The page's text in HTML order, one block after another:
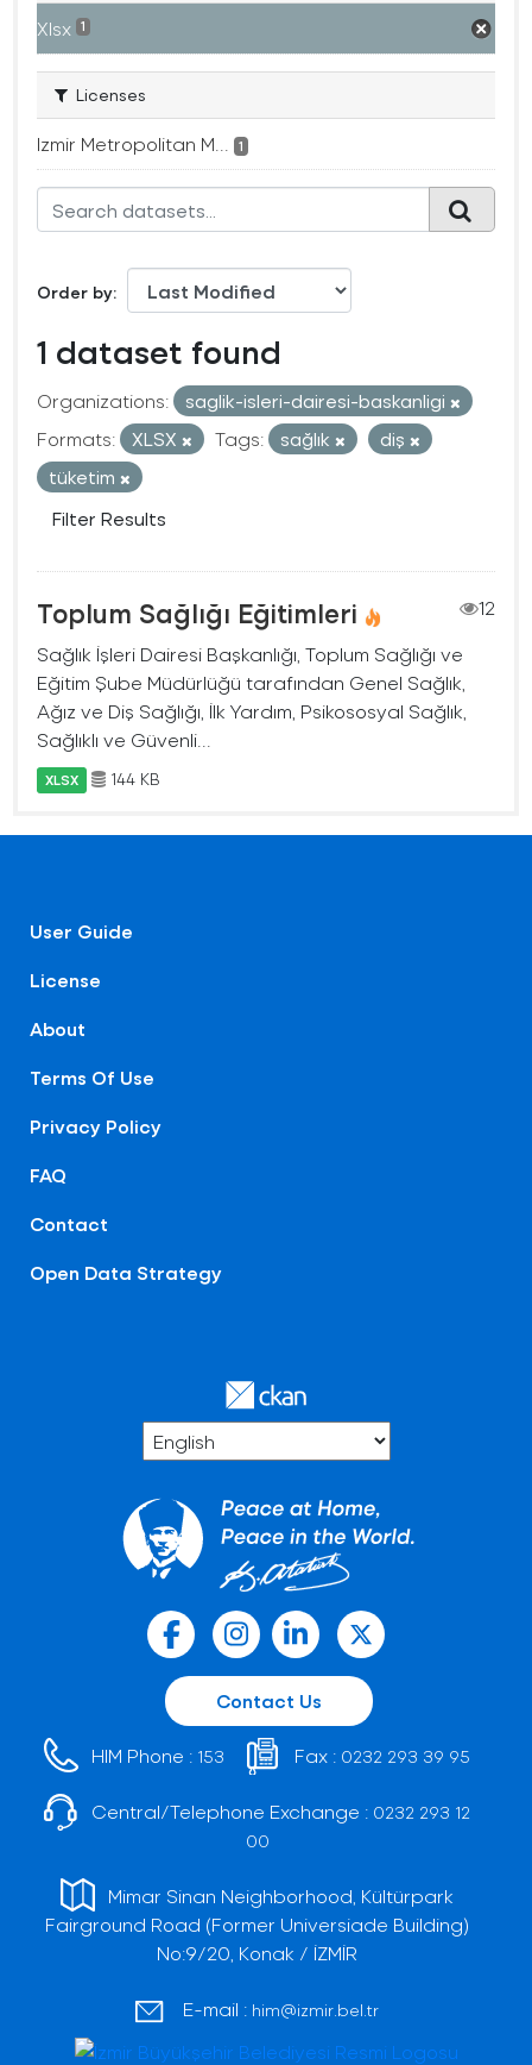
Xlsx 1
Licenses
Izmir Metropolitan M... 1
Order by
1 dataset found
Organizations:
saglik-isleri-dairesi-baskanligi
Formats:
XLSX Tags: sağlık
diş
tüketim
Filter Results
Toplum Sağlığı Eğitimleri
12
Sağlık İşleri Dairesi Başkanlığı, Toplum Sağlığı ve
Eğitim Şube Müdürlüğü tarafından Genel Sağlık,
Ağız ve Diş Sağlığı, İlk Yardım, Psikososyal Sağlık,
Sağlıklı ve Güvenli...
XLSX 144 KB
User Guide
License
About
Terms Of Use
Privacy Policy
FAQ
Contact
Open Data Strategy
Contact Us
HIM Phone : 153 Fax : 0232 293 39 95
Central/Telephone Exchange : 0232 293 12
00
Mimar Sinan Neighborhood, Kültürpark
Fairground Road (Former Universiade Building)
No:9/20, Konak / İZMİR
E-mail : him@izmir.bel.tr